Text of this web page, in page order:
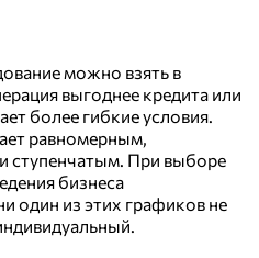
можно взять в
выгоднее кредита или
более гибкие условия.
равномерным,
При выборе
бизнеса
один из этих графиков не